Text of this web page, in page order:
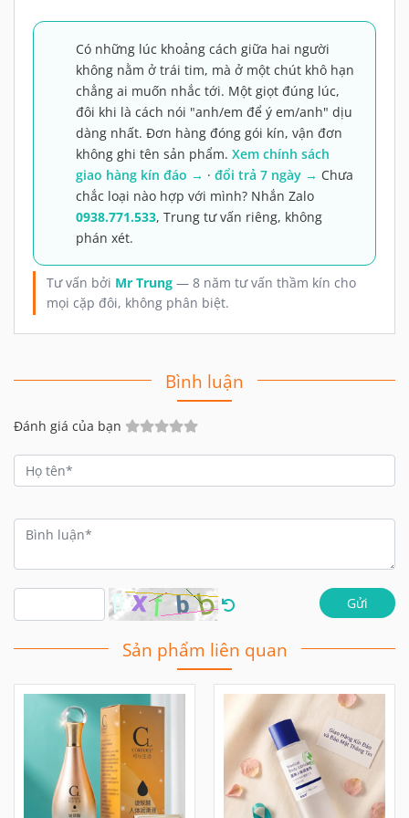
Có những lúc khoảng cách giữa hai người
không nằm ở trái tim, mà ở một chút khô hạn
chẳng ai muốn nhắc tới. Một giọt đúng lúc,
đôi khi là cách nói "anh/em để ý em/anh" dịu
dàng nhất. Đơn hàng đóng gói kín, vận đơn
không ghi tên sản phẩm. Xem chính sách
giao hàng kín đáo → · đổi trả 7 ngày → Chưa
chắc loại nào hợp với mình? Nhắn Zalo
0938.771.533, Trung tư vấn riêng, không
phán xét.
Tư vấn bởi Mr Trung — 8 năm tư vấn thầm kín cho
mọi cặp đôi, không phân biệt.
Bình luận
Đánh giá của bạn
Gửi
Sản phẩm liên quan